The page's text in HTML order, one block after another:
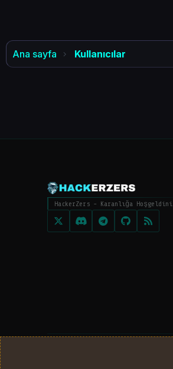
Ana sayfa Kullanıcılar
HackerZers - Karanlığa
— Tüm